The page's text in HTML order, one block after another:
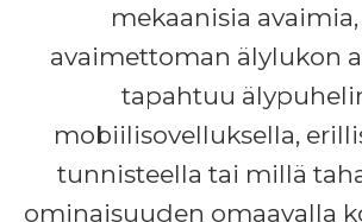
mekaanisia avaimia,
avaimettoman älylukon
tapahtuu
mobiilisovelluksella,
tunnisteella tai millä
ominaisuuden omaavalla